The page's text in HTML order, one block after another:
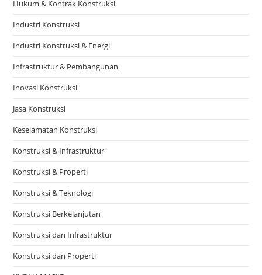
Hukum & Kontrak Konstruksi
Industri Konstruksi
Industri Konstruksi & Energi
Infrastruktur & Pembangunan
Inovasi Konstruksi
Jasa Konstruksi
Keselamatan Konstruksi
Konstruksi & Infrastruktur
Konstruksi & Properti
Konstruksi & Teknologi
Konstruksi Berkelanjutan
Konstruksi dan Infrastruktur
Konstruksi dan Properti